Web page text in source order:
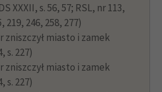
XXXII, s. 56, 57; RSL, nr 113,
219, 246, 258, 277)
zniszczył miasto i zamek
s. 227)
zniszczył miasto i zamek
s. 227)